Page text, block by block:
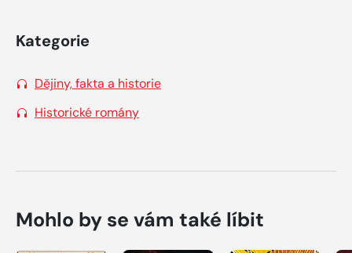
Kategorie
Dějiny, fakta a historie
Historické romány
Mohlo by se vám také líbit